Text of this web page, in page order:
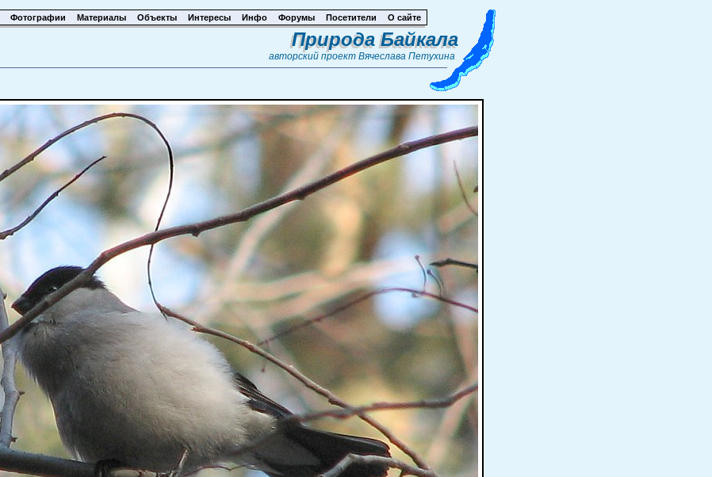
Фотографии Материалы Объекты Интересы Инфо Форумы Посетители О сайте
Природа Байкала
авторский проект Вячеслава Петухина